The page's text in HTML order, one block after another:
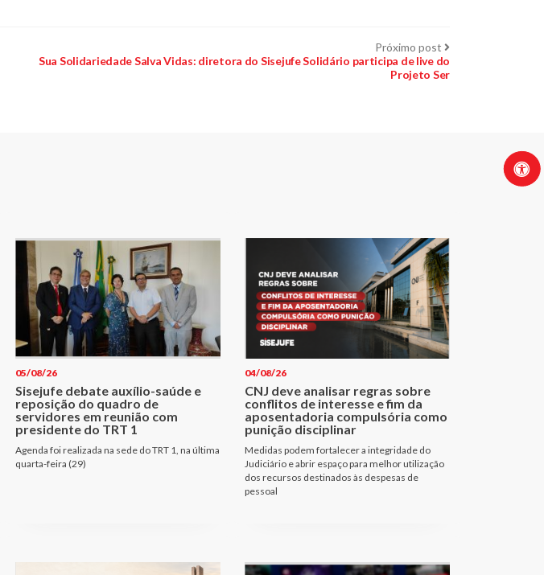
Próximo post Próximo
Sua Solidariedade Salva Vidas: diretora do Sisejufe Solidário participa de live do
Projeto Ser
05/08/26
Sisejufe debate auxílio-saúde e
reposição do quadro de
servidores em reunião com
presidente do TRT 1
Agenda foi realizada na sede do TRT 1, na última
quarta-feira (29)
04/08/26
CNJ deve analisar regras sobre
conflitos de interesse e fim da
aposentadoria compulsória como
punição disciplinar
Medidas podem fortalecer a integridade do
Judiciário e abrir espaço para melhor utilização
dos recursos destinados às despesas de
pessoal